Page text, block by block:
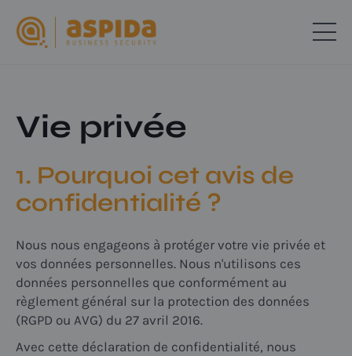
Vie privée
1. Pourquoi cet avis de
confidentialité ?
Nous nous engageons à protéger votre vie privée et
vos données personnelles. Nous n'utilisons ces
données personnelles que conformément au
règlement général sur la protection des données
(RGPD ou AVG) du 27 avril 2016.
Avec cette déclaration de confidentialité, nous